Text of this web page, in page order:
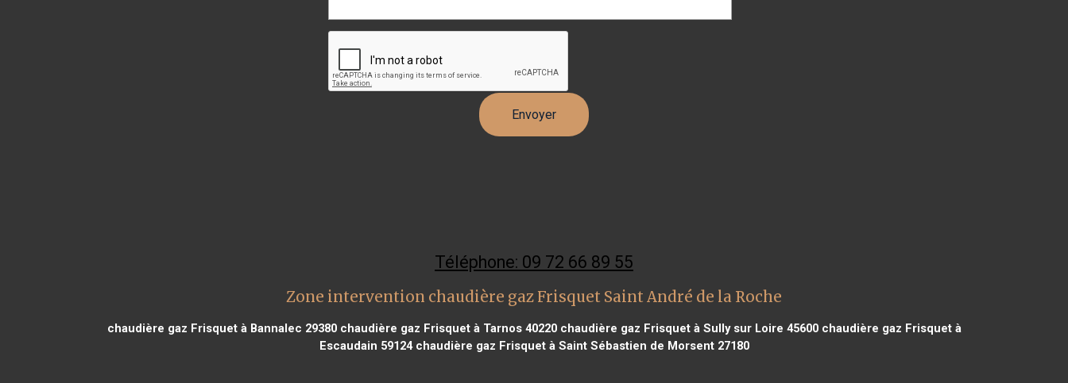
Téléphone: 09 72 66 89 55
Zone intervention chaudière gaz Frisquet Saint André de la Roche
chaudière gaz Frisquet à Bannalec 29380chaudière gaz Frisquet à Tarnos 40220chaudière gaz Frisquet à Sully sur Loire 45600chaudière gaz Frisquet à
Escaudain 59124chaudière gaz Frisquet à Saint Sébastien de Morsent 27180